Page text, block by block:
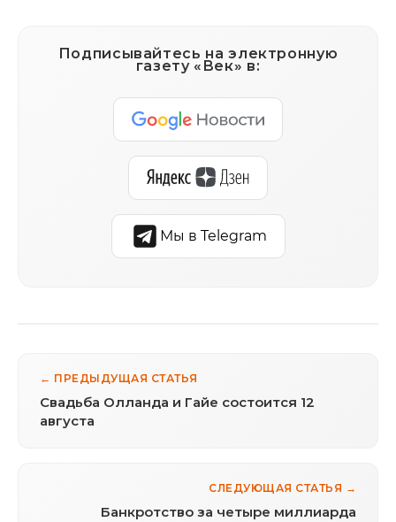
Подписывайтесь на электронную
газету «Век» в:
Мы в Telegram
← ПРЕДЫДУЩАЯ СТАТЬЯ
Свадьба Олланда и Гайе состоится 12
августа
СЛЕДУЮЩАЯ СТАТЬЯ →
Банкротство за четыре миллиарда